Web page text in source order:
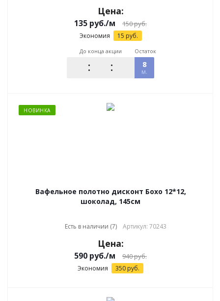
Цена:
135 руб./м 150руб.
Экономия 15 руб.
До конца акции Остаток
8
м.
НОВИНКА
Вафельное полотно дисконт Бохо 12*12,
шоколад, 145см
Есть в наличии (7) Артикул: 70243
Цена:
590 руб./м 940руб.
Экономия 350 руб.